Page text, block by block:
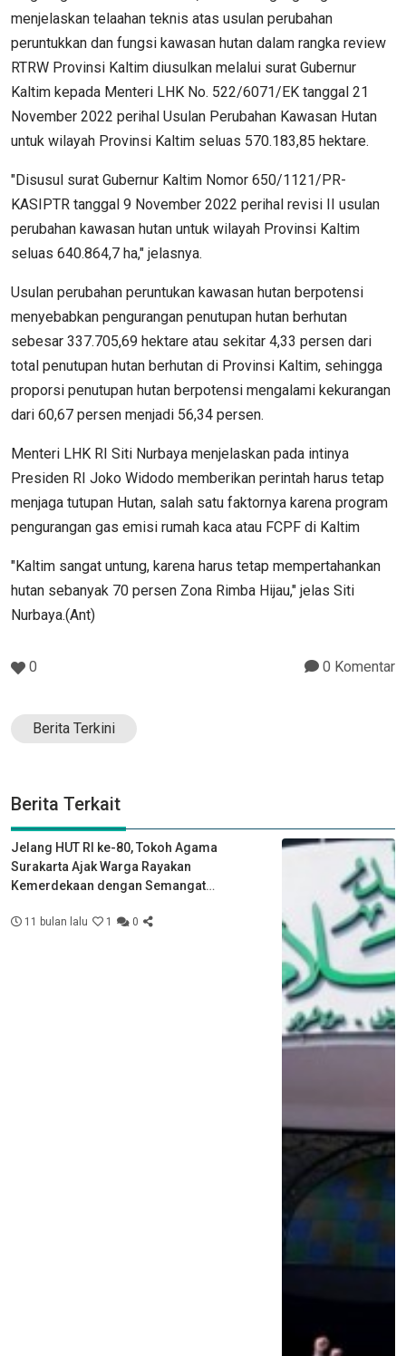
menjelaskan telaahan teknis atas usulan perubahan
peruntukkan dan fungsi kawasan hutan dalam rangka review
RTRW Provinsi Kaltim diusulkan melalui surat Gubernur
Kaltim kepada Menteri LHK No. 522/6071/EK tanggal 21
November 2022 perihal Usulan Perubahan Kawasan Hutan
untuk wilayah Provinsi Kaltim seluas 570.183,85 hektare.
"Disusul surat Gubernur Kaltim Nomor 650/1121/PR-
KASIPTR tanggal 9 November 2022 perihal revisi II usulan
perubahan kawasan hutan untuk wilayah Provinsi Kaltim
seluas 640.864,7 ha," jelasnya.
Usulan perubahan peruntukan kawasan hutan berpotensi
menyebabkan pengurangan penutupan hutan berhutan
sebesar 337.705,69 hektare atau sekitar 4,33 persen dari
total penutupan hutan berhutan di Provinsi Kaltim, sehingga
proporsi penutupan hutan berpotensi mengalami kekurangan
dari 60,67 persen menjadi 56,34 persen.
Menteri LHK RI Siti Nurbaya menjelaskan pada intinya
Presiden RI Joko Widodo memberikan perintah harus tetap
menjaga tutupan Hutan, salah satu faktornya karena program
pengurangan gas emisi rumah kaca atau FCPF di Kaltim
"Kaltim sangat untung, karena harus tetap mempertahankan
hutan sebanyak 70 persen Zona Rimba Hijau," jelas Siti
Nurbaya.(Ant)
0 0 Komentar
Berita Terkini
Berita Terkait
Jelang HUT RI ke-80, Tokoh Agama
Surakarta Ajak Warga Rayakan
Kemerdekaan dengan Semangat
11 bulan lalu 1 0